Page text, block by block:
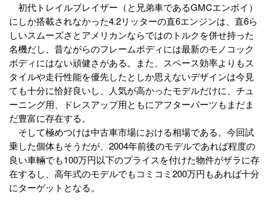
初代トレイルブレイザー（と兄弟車であるGMCエンボイ）
にしか搭載されなかった4.2リッターの直6エンジンは、直6ら
しいスムーズさとアメリカンならではのトルクを併せ持った
名機だし、昔ながらのフレームボディには最新のモノコック
ボディにはない頑健さがある。また、スペース効率よりもス
タイルや走行性能を優先したとしか思えないデザインは今見
ても十分に恰好良いし、人気が高かったモデルだけに、チュ
ーニング用、ドレスアップ用ともにアフターパーツもまだま
だ豊富に存在する。
そして極めつけは中古車市場における相場である。今回試
乗した個体もそうだが、2004年前後のモデルであれば程度の
良い車輛でも100万円以下のプライスを付けた物件がザラに存
在するし、高年式のモデルでもコミコミ200万円もあれば十分
にターゲットとなる。